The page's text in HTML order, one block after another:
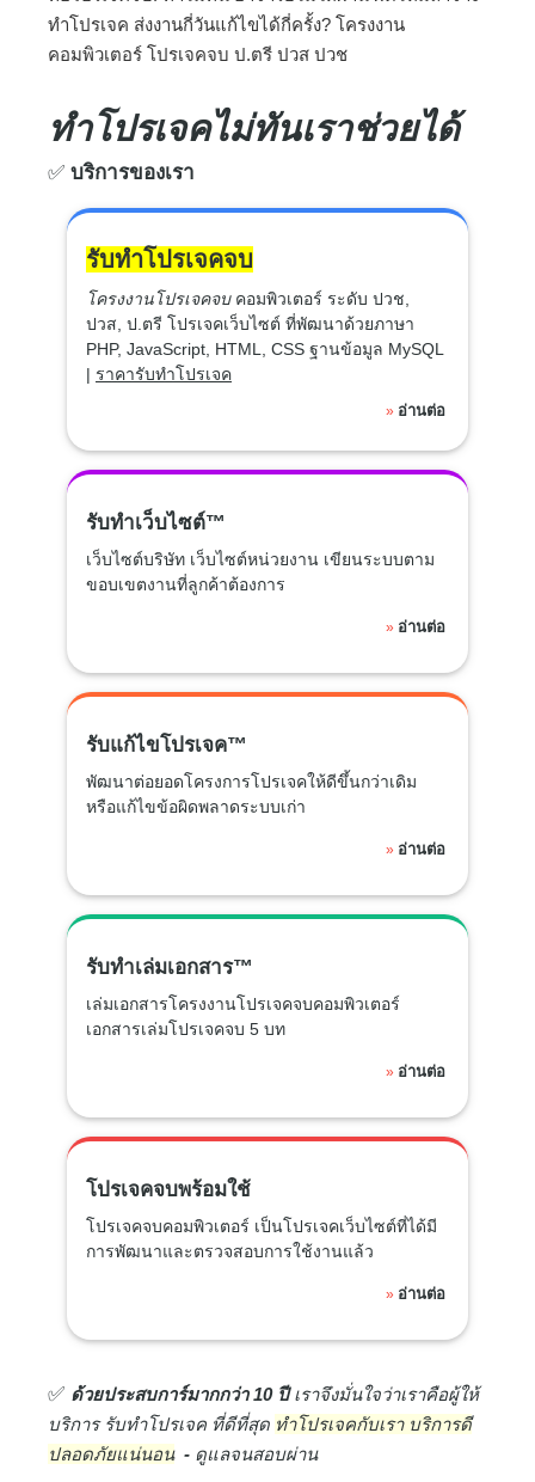
ทำโปรเจค ส่งงานกี่วันแก้ไขได้กี่ครั้ง? โครงงาน
คอมพิวเตอร์ โปรเจคจบ ป.ตรี ปวส ปวช
ทำโปรเจคไม่ทันเราช่วยได้
✅ บริการของเรา
รับทำโปรเจคจบ
โครงงานโปรเจคจบ คอมพิวเตอร์ ระดับ ปวช,
ปวส, ป.ตรี โปรเจคเว็บไซต์ ที่พัฒนาด้วยภาษา
PHP, JavaScript, HTML, CSS ฐานข้อมูล MySQL
| ราคารับทำโปรเจค
» อ่านต่อ
รับทำเว็บไซต์™
เว็บไซต์บริษัท เว็บไซต์หน่วยงาน เขียนระบบตาม
ขอบเขตงานที่ลูกค้าต้องการ
» อ่านต่อ
รับแก้ไขโปรเจค™
พัฒนาต่อยอดโครงการโปรเจคให้ดีขึ้นกว่าเดิม
หรือแก้ไขข้อผิดพลาดระบบเก่า
» อ่านต่อ
รับทำเล่มเอกสาร™
เล่มเอกสารโครงงานโปรเจคจบคอมพิวเตอร์
เอกสารเล่มโปรเจคจบ 5 บท
» อ่านต่อ
โปรเจคจบพร้อมใช้
โปรเจคจบคอมพิวเตอร์ เป็นโปรเจคเว็บไซต์ที่ได้มี
การพัฒนาและตรวจสอบการใช้งานแล้ว
» อ่านต่อ
✅ ด้ว​ยประสบการ์มากกว่า 10 ปีเราจึงมั่นใจว่าเราคือผู้ให้
บริการ รับทำโปรเจค ที่ดีที่สุด ทำโปรเจคกับเรา บริการดี
ปลอดภัยแน่นอน - ดูแลจนสอบผ่าน